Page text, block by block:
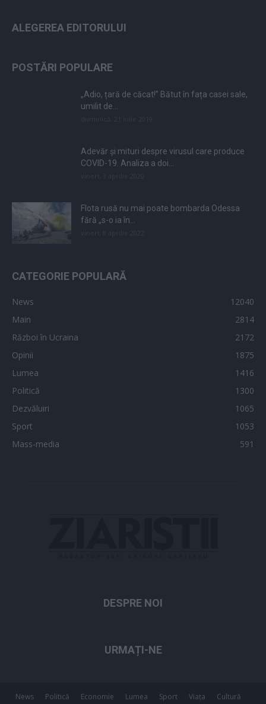
ALEGEREA EDITORULUI
POSTĂRI POPULARE
„Adio, țară de căcat!” Bătut în fața casei sale,
umilit de...
Adevăr și mituri despre virusul care produce
COVID-19. Analiza a doi...
Flota rusă nu mai poate bombarda Odessa
fără „s-o ia în...
CATEGORIE POPULARĂ
News
12040
Main
2814
Război în Ucraina
2172
Opinii
1875
Lumea
1416
Politică
1300
Dezvăluiri
1065
Sport
1053
Mass-media
591
DESPRE NOI
URMAȚI-NE
News Politică Economie Lumea Sport Viața Cultură